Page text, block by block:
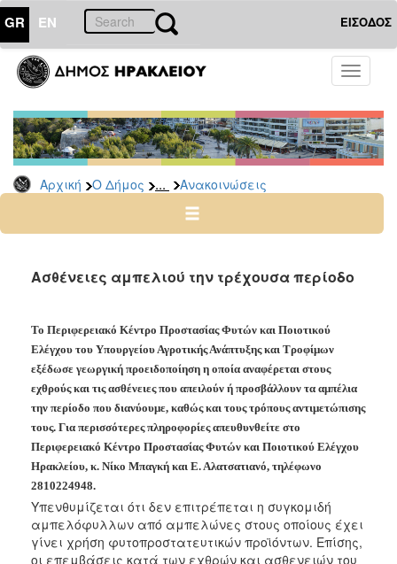
GR EN ΕΙΣΟΔΟΣ
Toggle
Αρχική Ο Δήμος ... Ανακοινώσεις
ΔΗΜΟΣ
Υπηρεσίες
&
Φορείς
Δημοτικές
Υπηρεσίες
Ηλεκτρονική
Επιτροπές
Αγροτική
Ανάπτυξη
Ανακοινώσεις
Προγράμματα
Προσχολική
Αγωγή
Κοιμητήρια
Κέντρο
Οικογένειας
Ασθένειες αμπελιού την τρέχουσα περίοδο
Το Περιφερειακό Κέντρο Προστασίας Φυτών και Ποιοτικού
Ελέγχου του Υπουργείου Αγροτικής Ανάπτυξης και Τροφίμων
εξέδωσε γεωργική προειδοποίηση η οποία αναφέρεται στους
εχθρούς και τις ασθένειες που απειλούν ή προσβάλλουν τα αμπέλια
την περίοδο που διανύουμε, καθώς και τους τρόπους αντιμετώπισης
τους. Για περισσότερες πληροφορίες απευθυνθείτε στο
Περιφερειακό Κέντρο Προστασίας Φυτών και Ποιοτικού Ελέγχου
Ηρακλείου, κ. Νίκο Μπαγκή και Ε. Αλατσατιανό, τηλέφωνο
2810224948.
Υπενθυμίζεται ότι δεν επιτρέπεται η συγκομιδή
αμπελόφυλλων από αμπελώνες στους οποίους έχει
γίνει χρήση φυτοπροστατευτικών προϊόντων. Επίσης,
οι επεμβάσεις κατά των εχθρών και ασθενειών του